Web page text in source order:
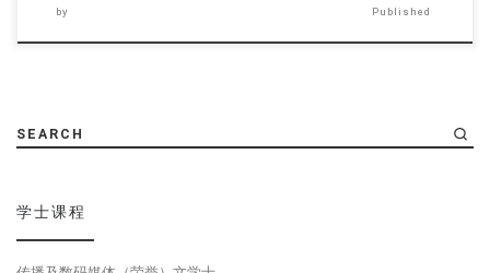
by Published
SEARCH
学士课程